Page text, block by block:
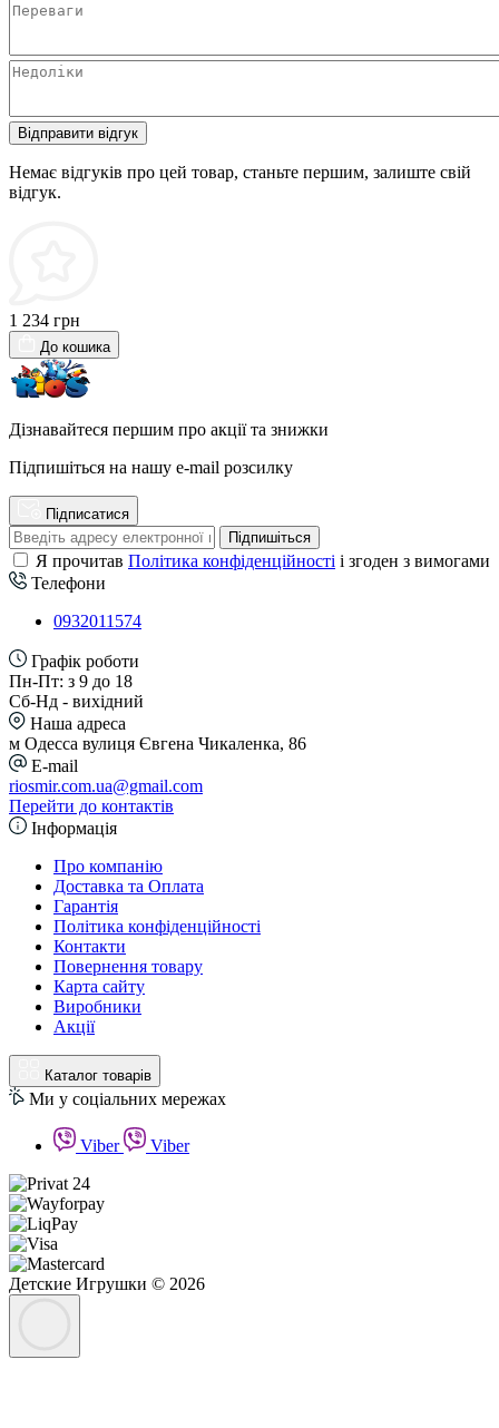
Відправити відгук
Немає відгуків про цей товар, станьте першим, залиште свій
відгук.
1 234 грн
До кошика
Дізнавайтеся першим про акції та знижки
Підпишіться на нашу e-mail розсилку
Підписатися
Підпишіться
Я прочитав Політика конфіденційності і згоден з вимогами
Телефони
0932011574
Графік роботи
Пн-Пт: з 9 до 18
Сб-Нд - вихідний
Наша адреса
м Одесса вулиця Євгена Чикаленка, 86
E-mail
riosmir.com.ua@gmail.com
Перейти до контактів
Інформація
Про компанію
Доставка та Оплата
Гарантія
Політика конфіденційності
Контакти
Повернення товару
Карта сайту
Виробники
Акції
Каталог товарів
Ми у соціальних мережах
Viber Viber
Детские Игрушки © 2026